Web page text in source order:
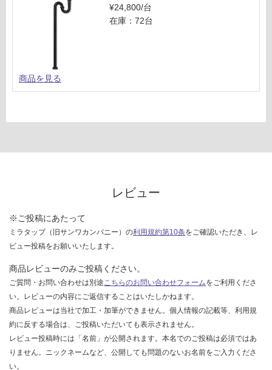
¥24,800/台
在庫：72台
商品を見る
レビュー
※ご投稿にあたって
ミラタップ（旧サンワカンパニー）の利用規約第10条をご確認いただき、レ
ビュー投稿をお願いいたします。
商品レビューのみご投稿ください。
ご質問・お問い合わせは別途こちらのお問い合わせフォームをご利用くださ
い。レビューの内容にご返信することはいたしかねます。
商品レビューは当社で加工・加筆ができません。個人情報の記載等、利用規
約に反する場合は、ご投稿いただいても表示されません。
レビュー投稿時には「名前」が公開されます。本名でのご投稿は必須ではあ
りません。ニックネームなど、公開しても問題のないお名前をご入力くださ
い。